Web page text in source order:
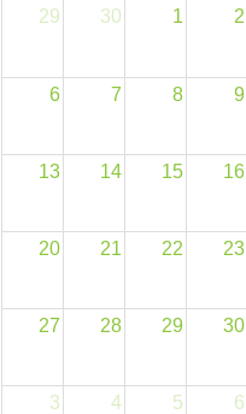
29
30 1 2
6 7 8 9
13 14 15 16
20 21 22 23
27 28 29 30
3 4 5 6